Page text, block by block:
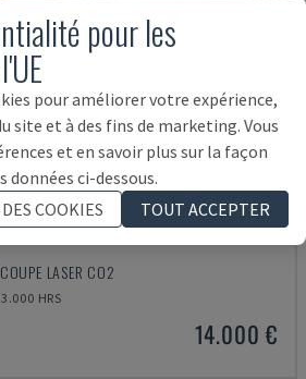
LASER CO2
HRS
14.000 €
pour les
pour améliorer votre expérience,
site et à des fins de marketing. Vous
et en savoir plus sur la façon
ci-dessous.
COOKIES
TOUT ACCEPTER